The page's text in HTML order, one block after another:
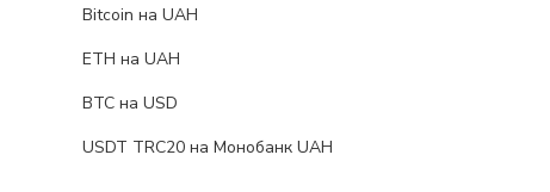
Bitcoin на UAH
ETH на UAH
BTC на USD
USDT TRC20 на Монобанк UAH